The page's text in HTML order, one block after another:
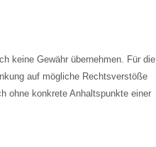
keine Gewähr übernehmen. Für die
auf mögliche Rechtsverstöße
ohne konkrete Anhaltspunkte einer